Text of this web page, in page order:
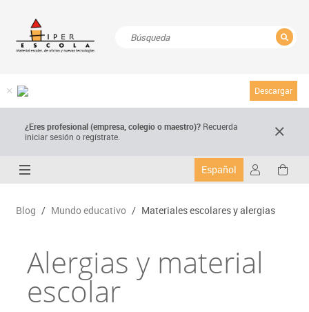
Descargar
¿Eres profesional (empresa, colegio o maestro)? Recuerda
iniciar sesión o regístrate.
Español
Blog / Mundo educativo / Materiales escolares y alergias
Alergias y material
escolar